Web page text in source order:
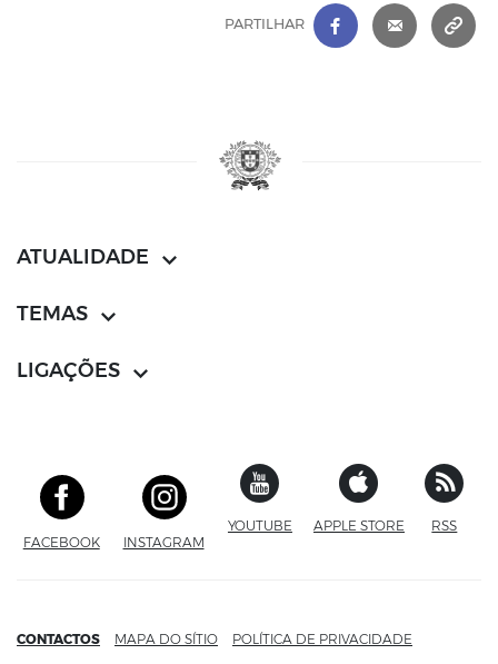
PARTILHAR
FACEBOOK
ATUALIDADE
TEMAS
LIGAÇÕES
FACEBOOKSITE EXTERNO
INSTAGRAM
YOUTUBE SITE EXTERNO
APPLE STORE SITERSS
CONTACTOS MAPA DO SÍTIO
POLÍTICA DE PRIVACIDADE